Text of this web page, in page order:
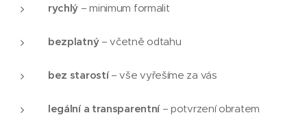
rychlý – minimum formalit
bezplatný– včetně odtahu
bez starostí– vše vyřešíme za vás
legální a transparentní– potvrzení obratem